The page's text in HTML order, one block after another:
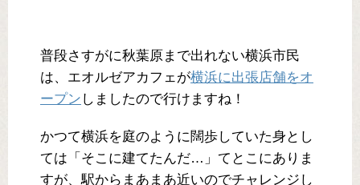
普段さすがに秋葉原まで出れない横浜市民
は、エオルゼアカフェが横浜に出張店舗をオ
ープン しましたので行けますね！
かつて横浜を庭のように闊歩していた身とし
ては「そこに建てたんだ…」てとこにありま
すが、駅からまあまあ近いのでチャレンジし